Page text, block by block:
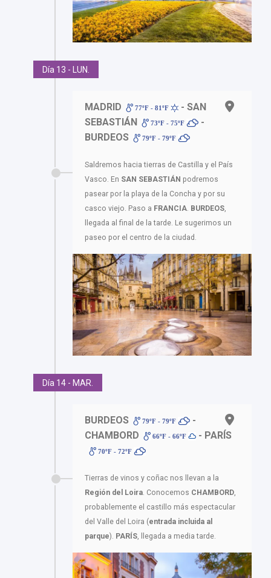
Día 13 - LUN.
MADRID 77ºF - 81ºF
- SAN
SEBASTIÁN
73ºF - 75ºF
-
BURDEOS
79ºF - 79ºF
Saldremos hacia tierras de Castilla y el País
Vasco. En SAN SEBASTIÁN podremos
pasear por la playa de la Concha y por su
casco viejo. Paso a FRANCIA BURDEOS
llegada al final de la tarde. Le sugerimos un
paseo por el centro de la ciudad.
Día 14 - MAR.
BURDEOS 79ºF - 79ºF
-
CHAMBORD
66ºF - 66ºF - PARÍS
70ºF - 72ºF
Tierras de vinos y coñac nos llevan a la
Región del Loira. Conocemos CHAMBORD,
probablemente el castillo más espectacular
del Valle del Loira (entrada incluida al
parque). PARÍS, llegada a media tarde.